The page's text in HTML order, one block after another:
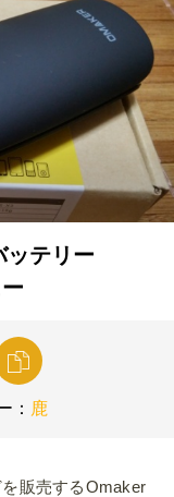
ッテリー
： 鹿
販売するOmaker